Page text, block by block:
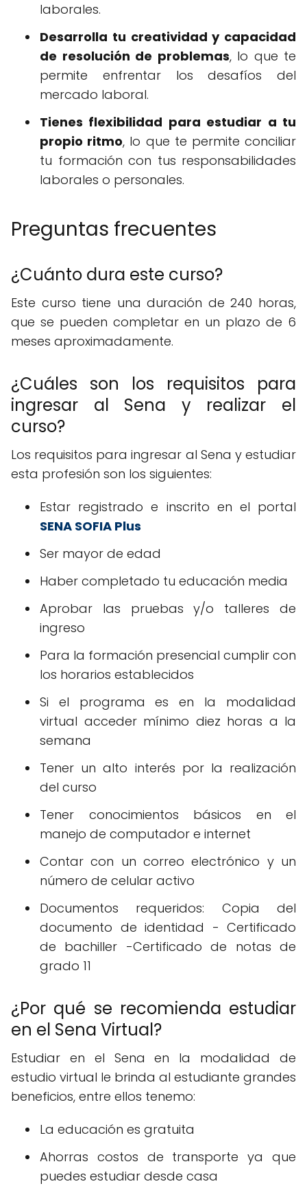
laborales.
Desarrolla tu creatividad y capacidad
de resolución de problemas, lo que te
permite enfrentar los desafíos del
mercado laboral.
Tienes flexibilidad para estudiar a tu
propio ritmo, lo que te permite conciliar
tu formación con tus responsabilidades
laborales o personales.
Preguntas frecuentes
¿Cuánto dura este curso?
Este curso tiene una duración de 240 horas,
que se pueden completar en un plazo de 6
meses aproximadamente.
¿Cuáles son los requisitos para
ingresar al Sena y realizar el
curso?
Los requisitos para ingresar al Sena y estudiar
esta profesión son los siguientes:
Estar registrado e inscrito en el portal
SENA SOFIA Plus
Ser mayor de edad
Haber completado tu educación media
Aprobar las pruebas y/o talleres de
ingreso
Para la formación presencial cumplir con
los horarios establecidos
Si el programa es en la modalidad
virtual acceder mínimo diez horas a la
semana
Tener un alto interés por la realización
del curso
Tener conocimientos básicos en el
manejo de computador e internet
Contar con un correo electrónico y un
número de celular activo
Documentos requeridos: Copia del
documento de identidad - Certificado
de bachiller -Certificado de notas de
grado 11
¿Por qué se recomienda estudiar
en el Sena Virtual?
Estudiar en el Sena en la modalidad de
estudio virtual le brinda al estudiante grandes
beneficios, entre ellos tenemo:
La educación es gratuita
Ahorras costos de transporte ya que
puedes estudiar desde casa